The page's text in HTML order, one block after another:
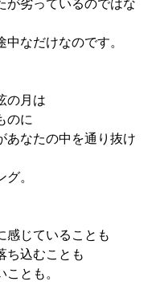
が劣っているのではな
なだけなのです。
の月は
のに
あなたの中を通り抜け
。
感じていることも
ち込むことも
とも。